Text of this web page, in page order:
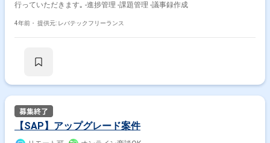
行っていただきます｡ -進捗管理 -課題管理 -議事録作成
4年前・ 提供元: レバテックフリーランス
【SAP】アップグレード案件